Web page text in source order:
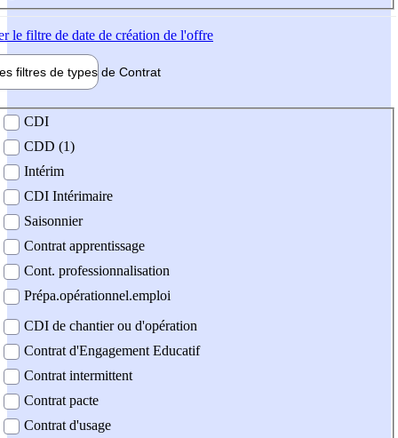
le filtre de date de création de l'offre
filtres de types de Contrat
contrat
CDI
CDD (1)
Intérim
CDI Intérimaire
Saisonnier
Contrat apprentissage
Cont. professionnalisation
Prépa.opérationnel.emploi
CDI de chantier ou d'opération
Contrat d'Engagement Educatif
Contrat intermittent
Contrat pacte
Contrat d'usage